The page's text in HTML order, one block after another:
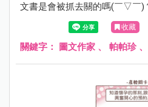
文書是會被抓去關的嗎(￣▽￣)
收藏
關鍵字： 圖文作家 、 帕帕珍、